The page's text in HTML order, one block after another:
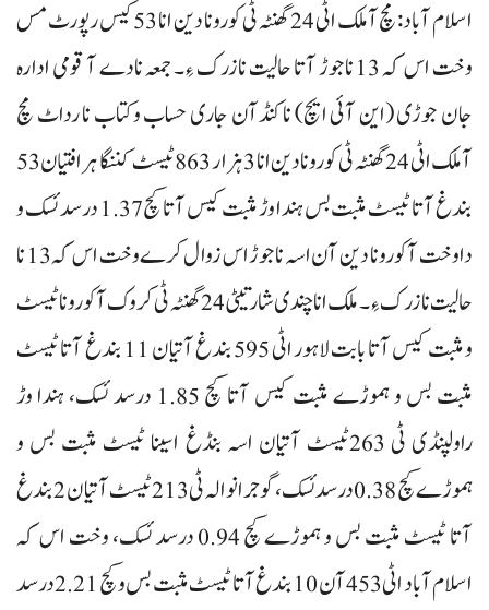
اسلام آباد: مچ آملک اٹی 24 گھنٹہ ٹی کورونا دین انا 53 کیس رپورٹ مس
وخت اس کہ 13 ناجوڑ آتا حالیت نازرک ءِ۔ جمعہ نادے آ قومی ادارہ
جان جوڑی (این آئی ایچ) نا کنڈآن جاری حساب وکتاب نا رداٹ مچ
آملک اٹی 24 گھنٹہ ٹی کورونا دین انا 3 ہزار 863 ٹیسٹ کننگا ہرافتیان 53
بندغ آتا ٹیسٹ مثبت بس ہندا وڑ مثبت کیس آتا کچ 1.37 درسد ئسک و
داوخت آ کورونا دین آن اسہ ناجوڑ اس زوال کرے وخت اس کہ 13 نا
حالیت نازرک ءِ۔ ملک انا چندی شار تیٹی 24 گھنٹہ ٹی کروک آکورونا ٹیسٹ
و مثبت کیس آتا بابت لاہور اٹی 595 بندغ آتیان 11 بندغ آتا ٹیسٹ
مثبت بس و ہموڑے مثبت کیس آتا کچ 1.85 درسد ئسک، ہندا وڑ
راولپنڈی ٹی 263ٹیسٹ آتیان اسہ بنڈغ اسینا ٹیسٹ مثبت بس و
ہموڑے کچ 0.38 درسد ئسک، گوجرانوالہ ٹی 213ٹیسٹ آتیان 2 بندغ
آتا ٹیسٹ مثبت بس و ہموڑے کچ 0.94 درسد ئسک، وخت اس کہ
اسلام آباد اٹی 453 آن 10 بندغ آتا ٹیسٹ مثبت بس و کچ 2.21 درسد